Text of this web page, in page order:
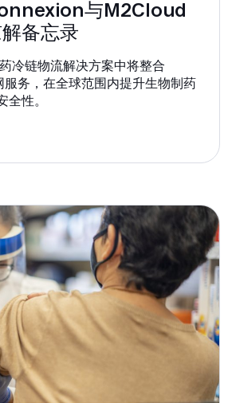
与M2Cloud
备忘录
冷链物流解决方案中将整合
务，在全球范围内提升生物制药
全性。